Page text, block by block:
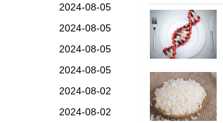
2024-08-05
2024-08-05
2024-08-05
2024-08-05
2024-08-02
2024-08-02